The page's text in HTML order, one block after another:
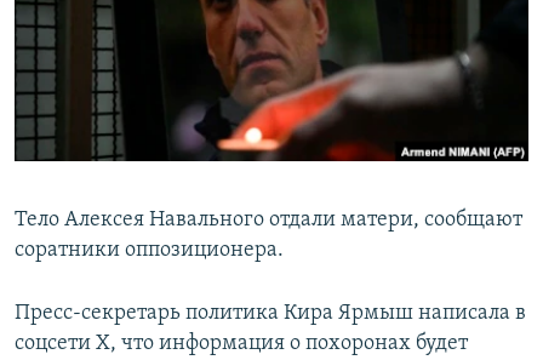
РАСПИСАНИЕ ВЕЩАНИЯ
ПОДПИШИТЕСЬ НА РАССЫЛКУ
СОЦИАЛЬНЫЕ СЕТИ
Тело Алексея Навального отдали матери, сообщают
соратники оппозиционера.
Пресс-секретарь политика Кира Ярмыш написала в
соцсети X, что информация о похоронах будет